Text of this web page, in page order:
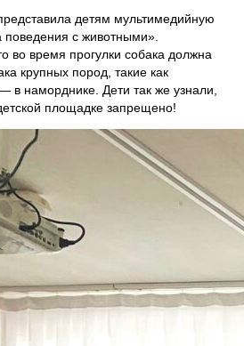
детям мультимедийную
с животными».
во время прогулки собака должна
крупных пород, такие как
в наморднике. Дети так же узнали,
площадке запрещено!